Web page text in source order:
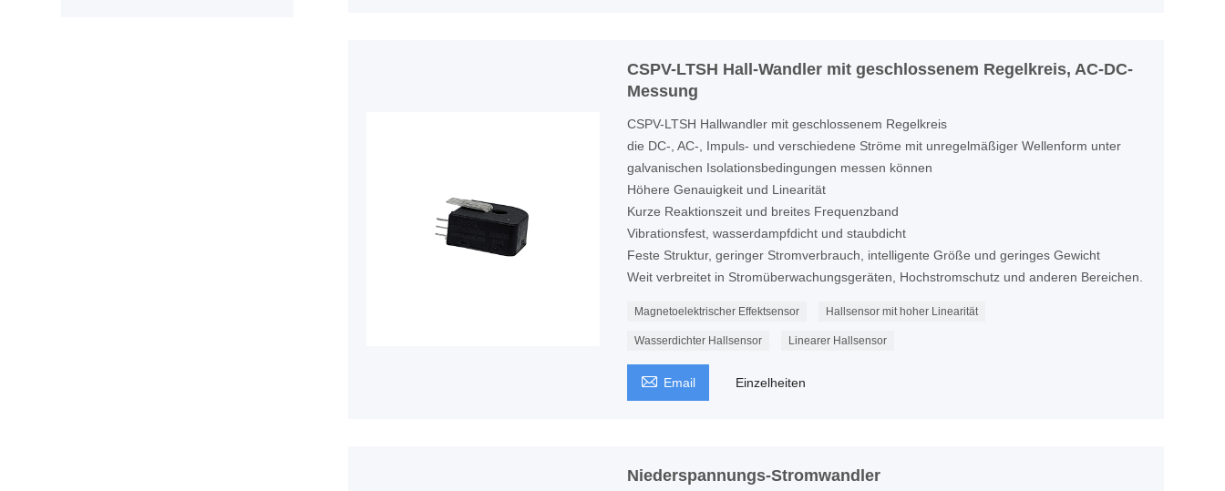
CSPV-LTSH Hall-Wandler mit geschlossenem Regelkreis, AC-DC-
Messung
CSPV-LTSH Hallwandler mit geschlossenem Regelkreis
die DC-, AC-, Impuls- und verschiedene Ströme mit unregelmäßiger Wellenform unter
galvanischen Isolationsbedingungen messen können
Höhere Genauigkeit und Linearität
Kurze Reaktionszeit und breites Frequenzband
Vibrationsfest, wasserdampfdicht und staubdicht
Feste Struktur, geringer Stromverbrauch, intelligente Größe und geringes Gewicht
Weit verbreitet in Stromüberwachungsgeräten, Hochstromschutz und anderen Bereichen.
Magnetoelektrischer Effektsensor Hallsensor mit hoher Linearität
Wasserdichter Hallsensor Linearer Hallsensor
 Email Einzelheiten
Niederspannungs-Stromwandler